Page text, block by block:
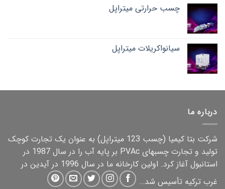
چسب حرارتی میتراپل
سیانواکریلات میتراپل
درباره ما
شرکت بتا کیمیا (چسب 123 میتراپل) به عنوان یک تجارت کوچک
تولید و تجارت چسبهای PVAc بر پایه آب را در سال 1987 در
استانبول آغاز کرد. اولین کارخانه ما در سال 1996 در آیدین در
غرب ترکیه تأسیس شد…